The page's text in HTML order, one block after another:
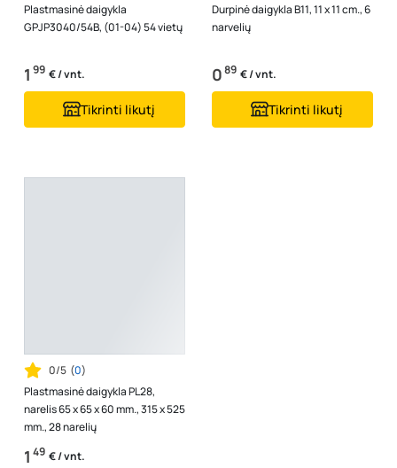
Plastmasinė daigykla
GPJP3040/54B, (01-04) 54 vietų
1 99 € / vnt.
Tikrinti likutį
Durpinė daigykla B11, 11 x 11 cm., 6
narvelių
089 € / vnt.
Tikrinti likutį
0/5 (0)
Plastmasinė daigykla PL28,
narelis 65 x 65 x 60 mm., 315 x 525
mm., 28 narelių
1 49 € / vnt.